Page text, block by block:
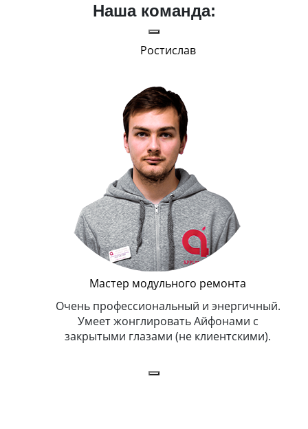
Наша команда:
Ростислав
Мастер модульного ремонта
Очень профессиональный и энергичный.
Умеет жонглировать Айфонами с
закрытыми глазами (не клиентскими).